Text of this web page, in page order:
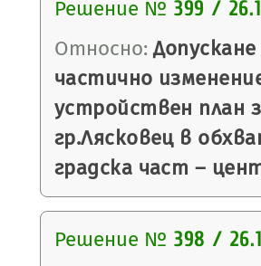
Решение № 399 /
Относно:
частично
устройствен план
гр.Лясковец в
градска част –
Решение № 398 /